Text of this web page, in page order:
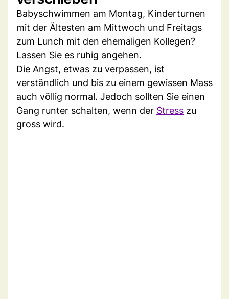
Babyschwimmen am Montag, Kinderturnen
mit der Ältesten am Mittwoch und Freitags
zum Lunch mit den ehemaligen Kollegen?
Lassen Sie es ruhig angehen.
Die Angst, etwas zu verpassen, ist
verständlich und bis zu einem gewissen Mass
auch völlig normal. Jedoch sollten Sie einen
Gang runter schalten, wenn der Stress zu
gross wird.